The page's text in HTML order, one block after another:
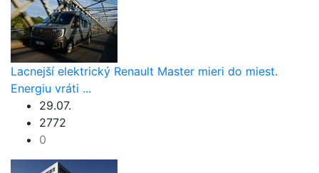
Lacnejší elektrický Renault Master mieri do miest.
Energiu vráti ...
29.07.
2772
0